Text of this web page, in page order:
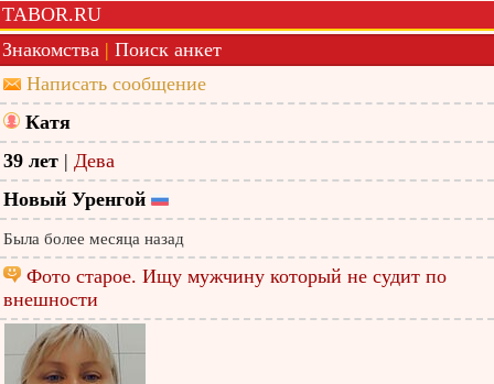
TABOR.RU
Знакомства | Поиск анкет
Написать сообщение
Катя
39 лет | Дева
Новый Уренгой
Была более месяца назад
Фото старое. Ищу мужчину который не судит по
внешности